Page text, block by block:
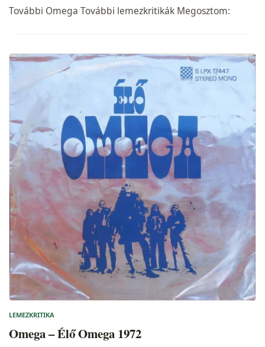
További Omega További lemezkritikák Megosztom:
LEMEZKRITIKA
Omega – Élő Omega 1972